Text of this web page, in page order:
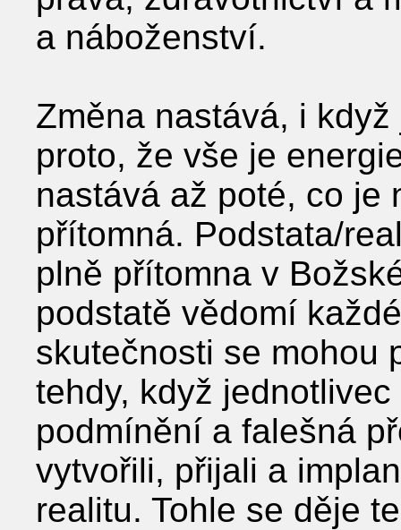
a náboženství.
Změna nastává, i
proto, že vše je
nastává až poté, co je
přítomná. Podstata/
plně přítomna v
podstatě vědomí
skutečnosti se mohou
tehdy, když
podmínění a falešná
vytvořili, přijali a
realitu. Tohle se děje